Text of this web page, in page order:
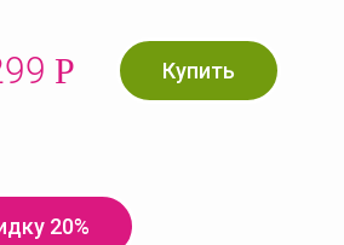
Р Купить
20%